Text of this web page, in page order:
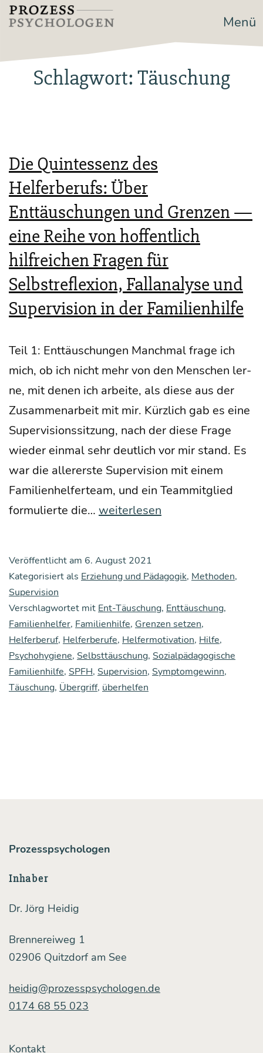
Zum
Inhalt
Prozesspsychologen Menü
Schlagwort: Täuschung
Die Quintessenz des
Helferberufs: Über
Enttäuschungen und Grenzen —
eine Reihe von hoffentlich
hilfreichen Fragen für
Selbstreflexion, Fallanalyse und
Supervision in der Familienhilfe
Teil 1: Ent­täu­schun­gen Manch­mal fra­ge ich
mich, ob ich nicht mehr von den Men­schen ler­
ne, mit denen ich arbei­te, als die­se aus der
Zusam­men­ar­beit mit mir. Kürz­lich gab es eine
Super­vi­si­ons­sit­zung, nach der die­se Fra­ge
wie­der ein­mal sehr deut­lich vor mir stand. Es
war die aller­ers­te Super­vi­si­on mit einem
Fami­li­en­hel­fer­team, und ein Team­mit­glied
for­mu­lier­te die… Die
des
fer­
be­
rufs:
Über
Ent­
eine
fent­
hilf­
weiterlesen
Veröffentlicht am 6. August 2021
Kategorisiert als Erziehung und Pädagogik, Methoden,
Supervision
Verschlagwortet mit Ent-Täuschung, Enttäuschung,
Familienhelfer, Familienhilfe, Grenzen setzen,
Helferberuf, Helferberufe, Helfermotivation, Hilfe,
Psychohygiene, Selbsttäuschung, Sozialpädagogische
Familienhilfe, SPFH, Supervision, Symptomgewinn,
Täuschung, Übergriff, überhelfen
Prozesspsychologen
Inhaber
Dr. Jörg Heidig
Brennereiweg 1
02906 Quitzdorf am See
heidig@prozesspsychologen.de
0174 68 55 023
Kontakt